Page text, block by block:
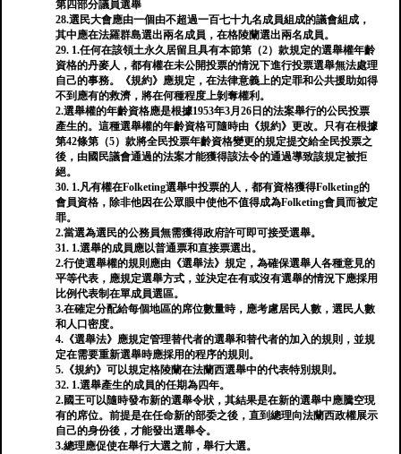
第四部分議員選舉
28.選民大會應由一個由不超過一百七十九名成員組成的議會組成，
其中應在法羅群島選出兩名成員，在格陵蘭選出兩名成員。
29. 1.任何在該領土永久居留且具有本節第（2）款規定的選舉權年齡
資格的丹麥人，都有權在未公開投票的情況下進行投票選舉無法處理
自己的事務。《規約》應規定，在法律意義上的定罪和公共援助如得
不到應有的救濟，將在何種程度上剝奪權利。
2.選舉權的年齡資格應是根據1953年3月26日的法案舉行的公民投票
產生的。這種選舉權的年齡資格可隨時由《規約》更改。只有在根據
第42條第（5）款將全民投票年齡資格變更的規定提交給全民投票之
後，由國民議會通過的法案才能獲得該法令的通過導致該規定被拒
絕。
30. 1.凡有權在Folketing選舉中投票的人，都有資格獲得Folketing的
會員資格，除非他因在公眾眼中使他不值得成為Folketing會員而被定
罪。
2.當選為選民的公務員無需獲得政府許可即可接受選舉。
31. 1.選舉的成員應以普通票和直接票選出。
2.行使選舉權的規則應由《選舉法》規定，為確保選舉人各種意見的
平等代表，應規定選舉方式，並決定在有或沒有選舉的情況下應採用
比例代表制在單成員選區。
3.在確定分配給每個地區的席位數量時，應考慮居民人數，選民人數
和人口密​​度。
4.《選舉法》應規定管理替代者的選舉和替代者的加入的規則，並規
定在需要重新選舉時應採用的程序的規則。
5.《規約》可以規定格陵蘭在法蘭西選舉中的代表特別規則。
32. 1.選舉產生的成員的任期為四年。
2.國王可以隨時發布新的選舉令狀，其結果是在新的選舉中應騰空現
有的席位。前提是在任命新的部委之後，直到總理向法蘭西政權展示
自己的身份後，才能發出選舉令。
3.總理應促使在舉行大選之前，舉行大選。